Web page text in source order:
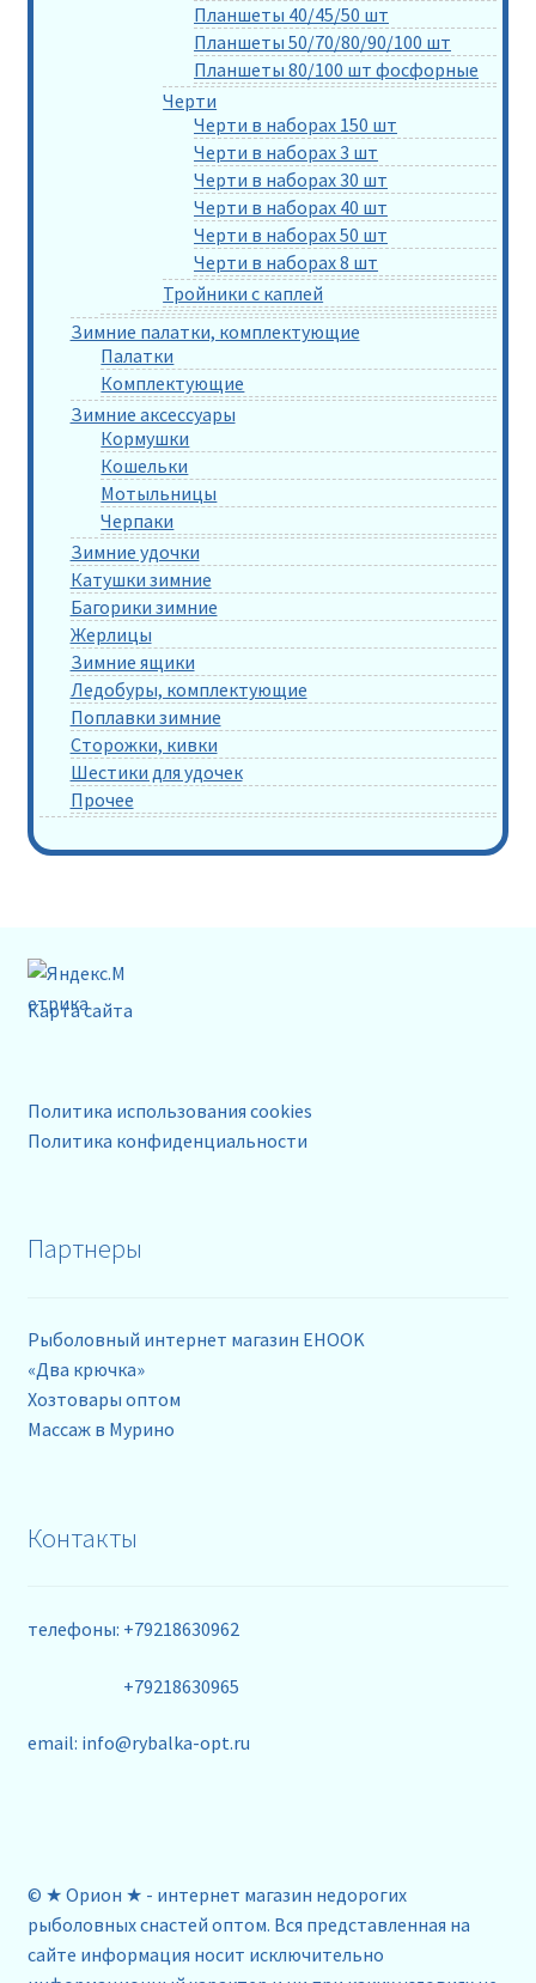
Планшеты 40/45/50 шт
Планшеты 50/70/80/90/100 шт
Планшеты 80/100 шт фосфорные
Черти
Черти в наборах 150 шт
Черти в наборах 3 шт
Черти в наборах 30 шт
Черти в наборах 40 шт
Черти в наборах 50 шт
Черти в наборах 8 шт
Тройники с каплей
Зимние палатки, комплектующие
Палатки
Комплектующие
Зимние аксессуары
Кормушки
Кошельки
Мотыльницы
Черпаки
Зимние удочки
Катушки зимние
Багорики зимние
Жерлицы
Зимние ящики
Ледобуры, комплектующие
Поплавки зимние
Сторожки, кивки
Шестики для удочек
Прочее
Карта сайта
Политика использования cookies
Политика конфиденциальности
Партнеры
Рыболовный интернет магазин EHOOK
«Два крючка»
Хозтовары оптом
Массаж в Мурино
Контакты
телефоны: +79218630962
+79218630965
email: info@rybalka-opt.ru
© ★ Орион ★ - интернет магазин недорогих
рыболовных снастей оптом. Вся представленная на
сайте информация носит исключительно